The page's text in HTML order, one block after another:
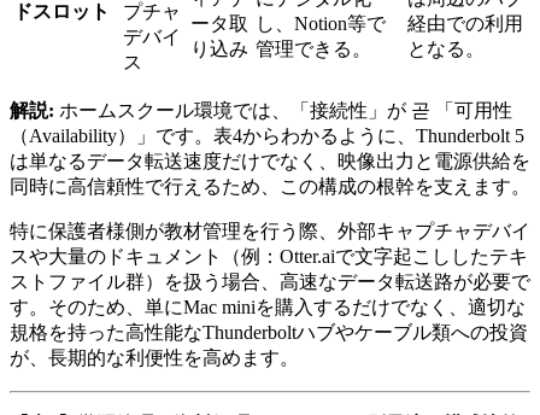
ドスロット
プチャ
デバイ
ス
ータ取
り込み
し、Notion等で
管理できる。
経由での利用
となる。
解説: ホームスクール環境では、「接続性」が 곧 「可用性
（Availability）」です。表4からわかるように、Thunderbolt 5
は単なるデータ転送速度だけでなく、映像出力と電源供給を
同時に高信頼性で行えるため、この構成の根幹を支えます。
特に保護者様側が教材管理を行う際、外部キャプチャデバイ
スや大量のドキュメント（例：Otter.aiで文字起こししたテキ
ストファイル群）を扱う場合、高速なデータ転送路が必要で
す。そのため、単にMac miniを購入するだけでなく、適切な
規格を持った高性能なThunderboltハブやケーブル類への投資
が、長期的な利便性を高めます。